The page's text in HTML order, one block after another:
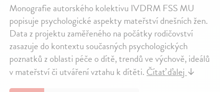
Monografie autorského kolektivu IVDRM FSS MU
popisuje psychologické aspekty mateřství dnešních žen.
Data z projektu zaměřeného na počátky rodičovství
zasazuje do kontextu současných psychologických
poznatků z oblasti péče o dítě, trendů ve výchově, ideálů
v mateřství či utváření vztahu k dítěti. Čítať ďalej ↓